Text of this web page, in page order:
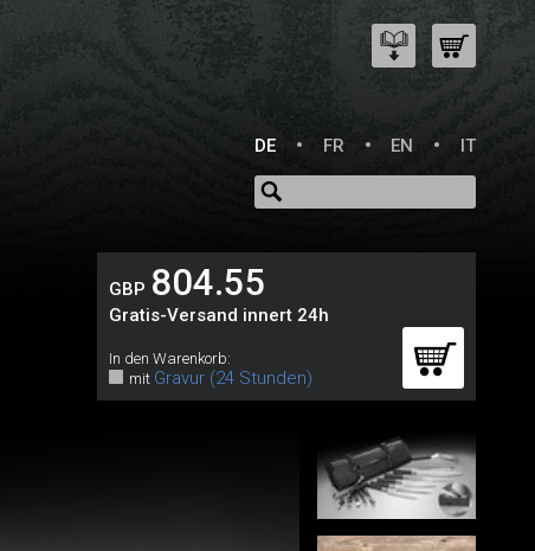
DE
FR EN IT
GBP 804.55
Gratis-Versand innert 24h
In den Warenkorb:
mit Gravur (24 Stunden)